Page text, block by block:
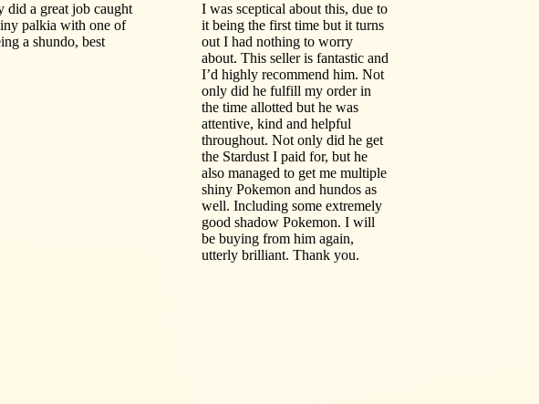
did a great job caught
palkia with one of
a shundo, best
I was sceptical about this, due to
it being the first time but it turns
out I had nothing to worry
about. This seller is fantastic and
I’d highly recommend him. Not
only did he fulfill my order in
the time allotted but he was
attentive, kind and helpful
throughout. Not only did he get
the Stardust I paid for, but he
also managed to get me multiple
shiny Pokemon and hundos as
well. Including some extremely
good shadow Pokemon. I will
be buying from him again,
utterly brilliant. Thank you.